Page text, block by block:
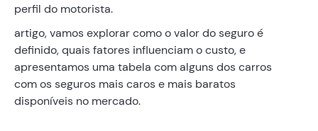
perfil do motorista.
artigo, vamos explorar como o valor do seguro é
definido, quais fatores influenciam o custo, e
apresentamos uma tabela com alguns dos carros
com os seguros mais caros e mais baratos
disponíveis no mercado.